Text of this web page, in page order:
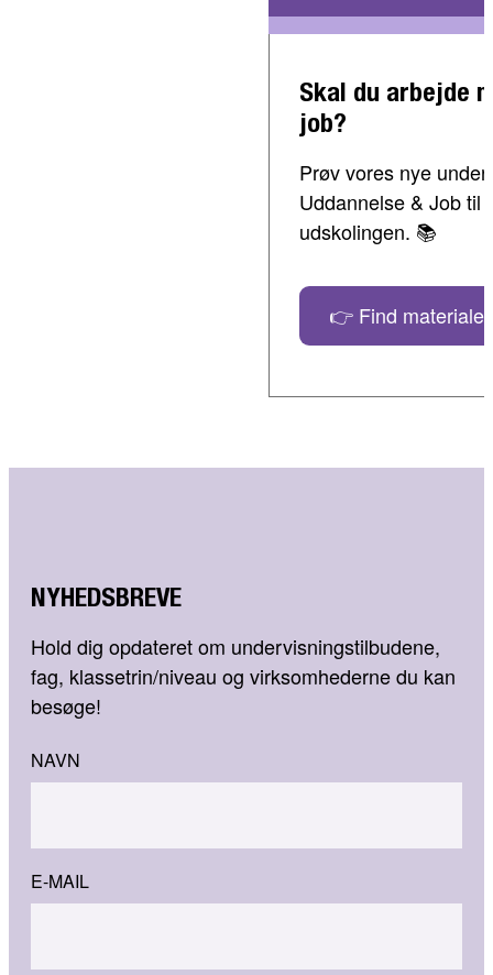
Skal du arbejde
job?
Prøv vores nye
Uddannelse & Job til
udskolingen. 📚
👉 Find
NYHEDSBREVE
Hold dig opdateret om undervisningstilbudene,
fag, klassetrin/niveau og virksomhederne du kan
besøge!
NAVN
E-MAIL